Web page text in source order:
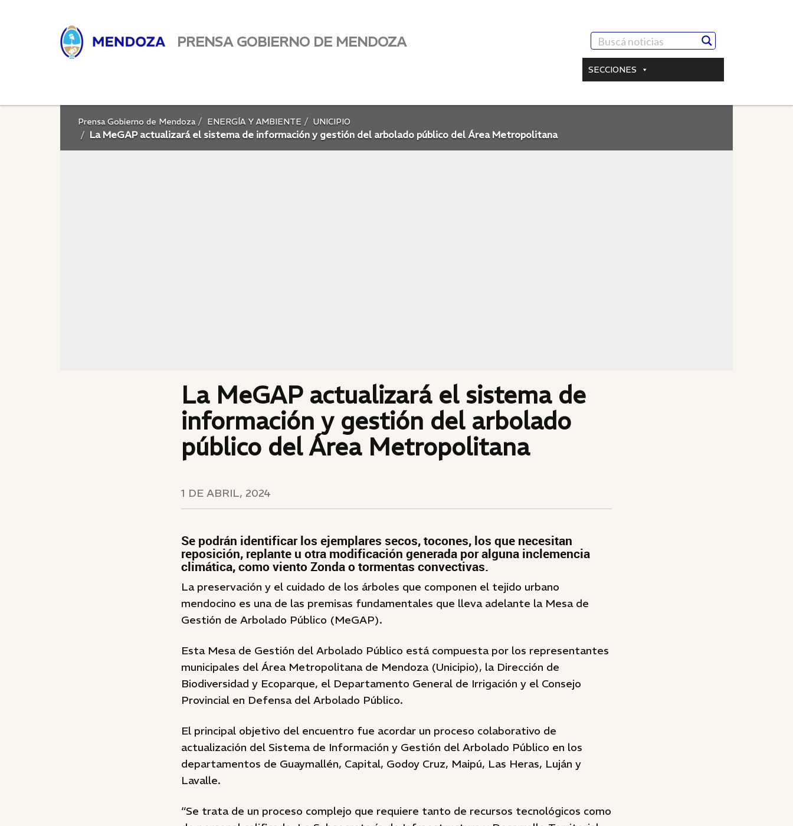
PRENSA GOBIERNO DE MENDOZA
SECCIONES
Prensa Gobierno de Mendoza ENERGÍA Y AMBIENTE UNICIPIO
La MeGAP actualizará el sistema de información y gestión del arbolado público del Área Metropolitana
La MeGAP actualizará el sistema de
información y gestión del arbolado
público del Área Metropolitana
1 DE ABRIL, 2024
Se podrán identificar los ejemplares secos, tocones, los que necesitan
reposición, replante u otra modificación generada por alguna inclemencia
climática, como viento Zonda o tormentas convectivas.
La preservación y el cuidado de los árboles que componen el tejido urbano
mendocino es una de las premisas fundamentales que lleva adelante la Mesa de
Gestión de Arbolado Público (MeGAP).
Esta Mesa de Gestión del Arbolado Público está compuesta por los representantes
municipales del Área Metropolitana de Mendoza (Unicipio), la Dirección de
Biodiversidad y Ecoparque, el Departamento General de Irrigación y el Consejo
Provincial en Defensa del Arbolado Público.
El principal objetivo del encuentro fue acordar un proceso colaborativo de
actualización del Sistema de Información y Gestión del Arbolado Público en los
departamentos de Guaymallén, Capital, Godoy Cruz, Maipú, Las Heras, Luján y
Lavalle.
“Se trata de un proceso complejo que requiere tanto de recursos tecnológicos como